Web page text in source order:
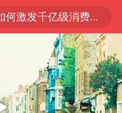
“电影+”如何激发千亿级消费新活力？
云南一地过火把节意外灼伤16人
台风白海豚已进入24小时警戒线
“东北超”哈尔滨主场收官战小贴士
考生称遭第二名花钱劝退 当地再通报